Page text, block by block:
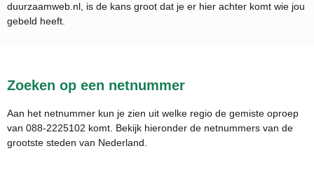
duurzaamweb.nl, is de kans groot dat je er hier achter komt wie jou
gebeld heeft.
Zoeken op een netnummer
Aan het netnummer kun je zien uit welke regio de gemiste oproep
van 088-2225102 komt. Bekijk hieronder de netnummers van de
grootste steden van Nederland.